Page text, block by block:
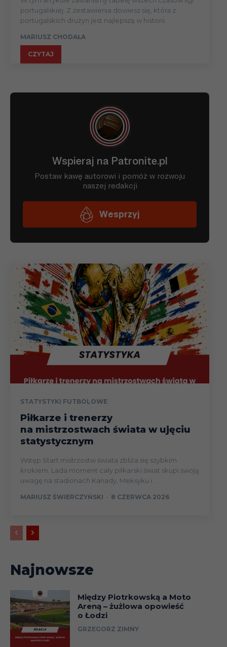
portugalskiej. Z zestawienia dowiesz się, która z
portugalskich drużyn jest najlepszą w historii.
MARIUSZ CHODAŁA
CZYTAJ
STATYSTYKI FUTBOLOWE
Piłkarze i trenerzy
na mistrzostwach świata w ujęciu
statystycznym
Wstęp Start mistrzostw świata zbliża się szybkim
krokiem. Lada moment cały piłkarski świat skupi swoją
uwagę na stadionach Kanady, Meksyku i...
MARIUSZ ŚWIERCZYŃSKI - 8 CZERWCA 2026
Najnowsze
Między Piotrkowską a Moto
Areną – żużlowa opowieść
o Łodzi
GRZEGORZ ZIMNY